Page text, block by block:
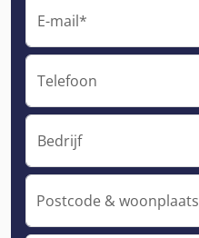
E-mail*
Telefoon
Bedrijf
Postcode & woonplaats